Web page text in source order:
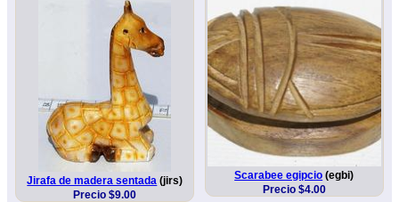
Jirafa de madera sentada (jirs)
Precio $9.00
Scarabee egipcio (egbi)
Precio $4.00